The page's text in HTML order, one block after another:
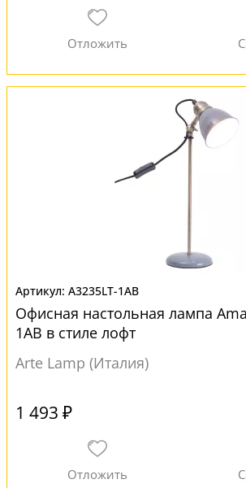
A3235LT-1AB
Офисная настольная лампа
1AB в стиле лофт
Arte Lamp (Италия)
1 493 ₽